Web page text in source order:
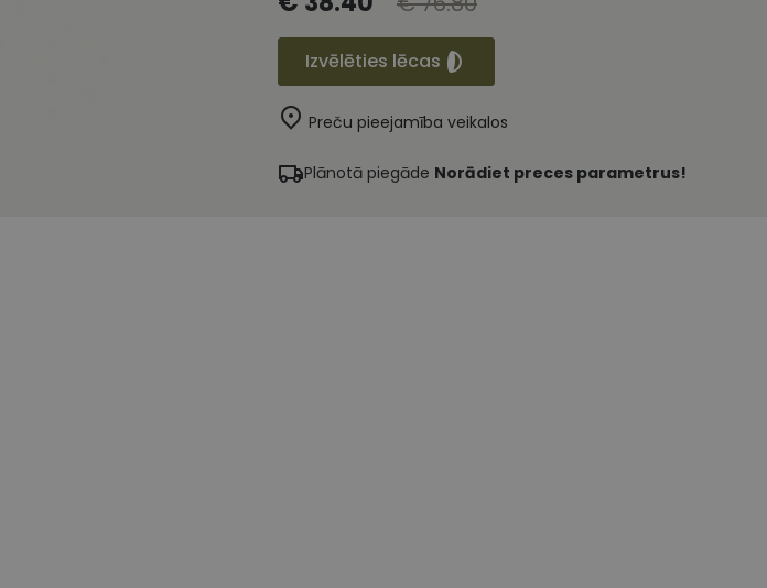
Izvēlēties lēcas
Preču pieejamība veikalos
Plānotā piegāde Norādiet preces parametrus!